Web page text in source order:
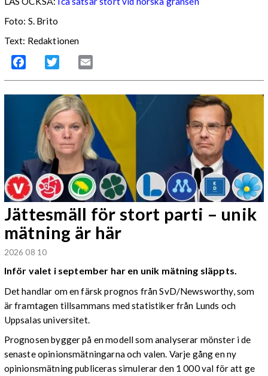
Foto: S. Brito
Text: Redaktionen
Facebook Twitter
Jättesmäll för stort parti – unik
mätning är här
2026 08 10
Inför valet i september har en unik mätning släppts.
Det handlar om en färsk prognos från SvD/Newsworthy, som
är framtagen tillsammans med statistiker från Lunds och
Uppsalas universitet.
Prognosen bygger på en modell som analyserar mönster i de
senaste opinionsmätningarna och valen. Varje gång en ny
opinionsmätning publiceras simulerar den 1 000 val för att ge